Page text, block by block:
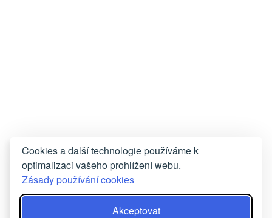
Cookies a další technologie používáme k
optimalizaci vašeho prohlížení webu.
Zásady používání cookies
Akceptovat